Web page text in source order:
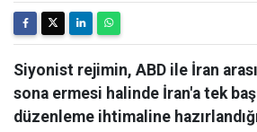
Siyonist rejimin, ABD ile İran
sona ermesi halinde İran'a tek
düzenleme ihtimaline